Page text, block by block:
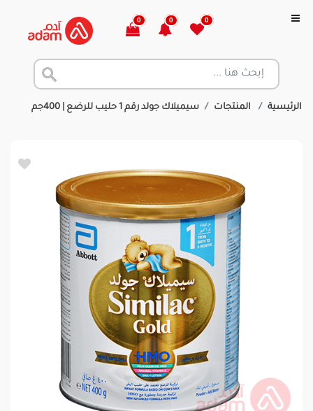
0
0
0
الرئيسية المنتجات سيميلاك جولد رقم 1 حليب للرضع | 400جم